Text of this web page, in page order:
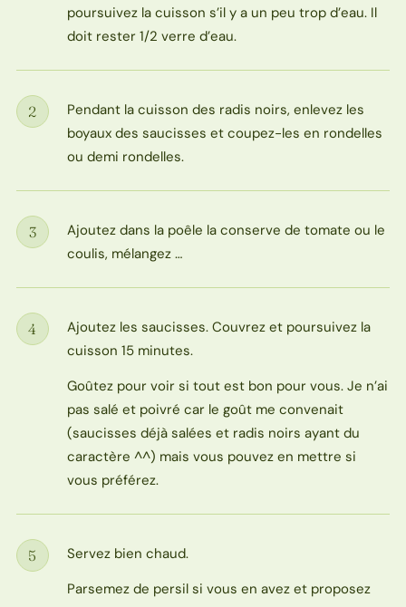
poursuivez la cuisson s’il y a un peu trop d’eau. Il
doit rester 1/2 verre d’eau.
Étape
2
Pendant la cuisson des radis noirs, enlevez les
boyaux des saucisses et coupez-les en rondelles
ou demi rondelles.
Étape
3
Ajoutez dans la poêle la conserve de tomate ou le
coulis, mélangez …
Étape
4
Ajoutez les saucisses. Couvrez et poursuivez la
cuisson 15 minutes.
Goûtez pour voir si tout est bon pour vous. Je n’ai
pas salé et poivré car le goût me convenait
(saucisses déjà salées et radis noirs ayant du
caractère ^^) mais vous pouvez en mettre si
vous préférez.
Étape
5
Servez bien chaud.
Parsemez de persil si vous en avez et proposez